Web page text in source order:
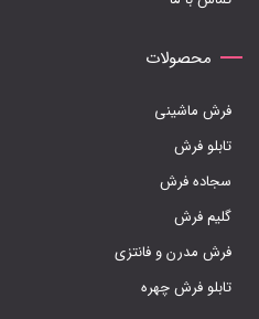
محصولات
فرش ماشینی
تابلو فرش
سجاده فرش
گلیم فرش
فرش مدرن و فانتزی
تابلو فرش چهره